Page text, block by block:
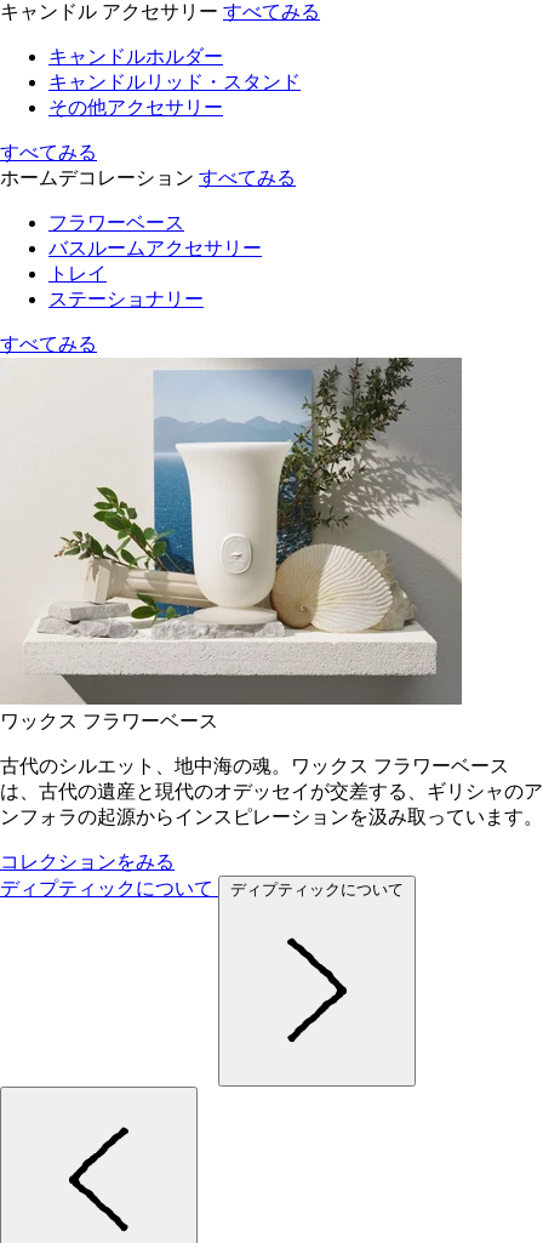
キャンドル アクセサリー すべてみる
キャンドルホルダー
キャンドルリッド・スタンド
その他アクセサリー
すべてみる
ホームデコレーション すべてみる
フラワーベース
バスルームアクセサリー
トレイ
ステーショナリー
すべてみる
ワックス フラワーベース
古代のシルエット、地中海の魂。ワックス フラワーベース
は、古代の遺産と現代のオデッセイが交差する、ギリシャのア
ンフォラの起源からインスピレーションを汲み取っています。
コレクションをみる
ディプティックについて
ディプティックについて